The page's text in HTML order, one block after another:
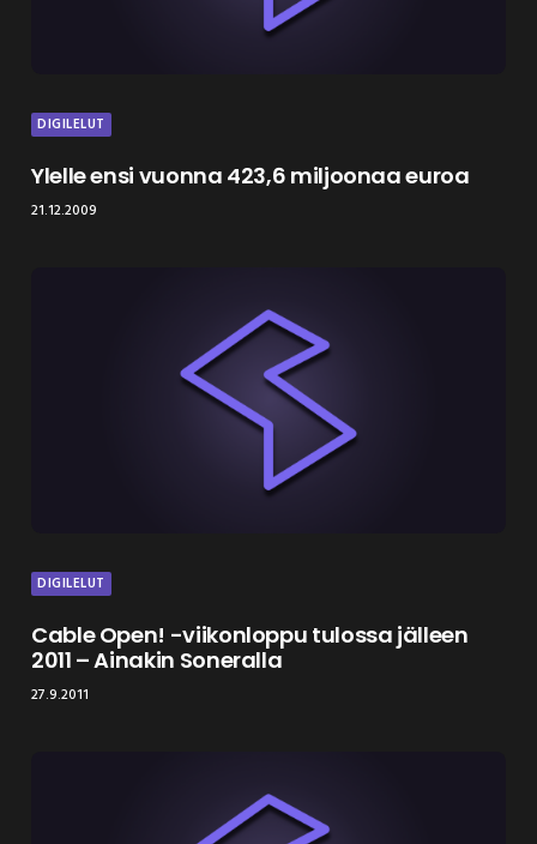
DIGILELUT
Ylelle ensi vuonna 423,6 miljoonaa euroa
21.12.2009
DIGILELUT
Cable Open! -viikonloppu tulossa jälleen
2011 – Ainakin Soneralla
27.9.2011